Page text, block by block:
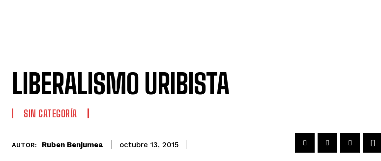
LIBERALISMO URIBISTA
SIN CATEGORÍA
AUTOR: Ruben Benjumea octubre 13, 2015